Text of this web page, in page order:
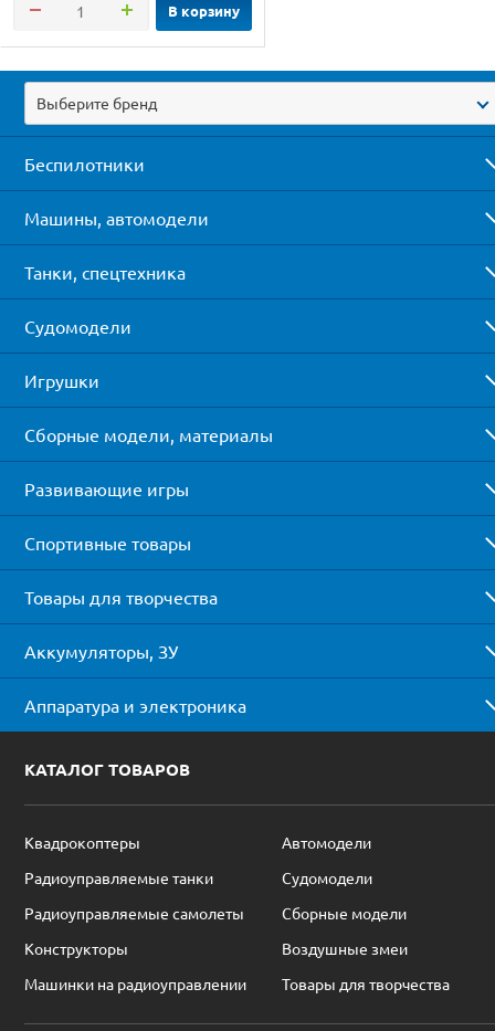
В корзину
Выберите бренд
Беспилотники
Машины, автомодели
Танки, спецтехника
Судомодели
Игрушки
Сборные модели, материалы
Развивающие игры
Спортивные товары
Товары для творчества
Аккумуляторы, ЗУ
Аппаратура и электроника
КАТАЛОГ ТОВАРОВ
Квадрокоптеры
Автомодели
Радиоуправляемые танки
Судомодели
Радиоуправляемые самолеты
Сборные модели
Конструкторы
Воздушные змеи
Машинки на радиоуправлении
Товары для творчества